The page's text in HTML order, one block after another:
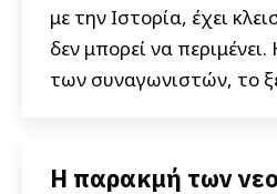
με την Ιστορία, έχει
δεν μπορεί να
των συναγωνιστών, το
Η παρακμή των